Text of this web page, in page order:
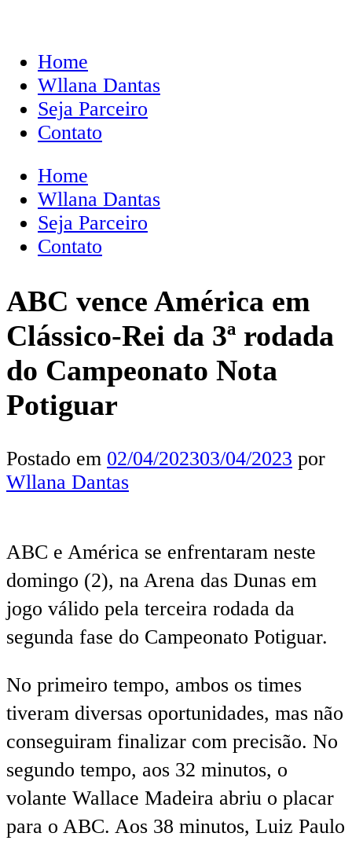
Home
Wllana Dantas
Seja Parceiro
Contato
Home
Wllana Dantas
Seja Parceiro
Contato
ABC vence América em
Clássico-Rei da 3ª rodada
do Campeonato Nota
Potiguar
Postado em 02/04/202303/04/2023 por
Wllana Dantas
ABC e América se enfrentaram neste
domingo (2), na Arena das Dunas em
jogo válido pela terceira rodada da
segunda fase do Campeonato Potiguar.
No primeiro tempo, ambos os times
tiveram diversas oportunidades, mas não
conseguiram finalizar com precisão. No
segundo tempo, aos 32 minutos, o
volante Wallace Madeira abriu o placar
para o ABC. Aos 38 minutos, Luiz Paulo